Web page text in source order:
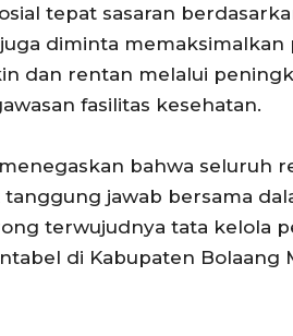
tepat sasaran
diminta memaksimalkan
dan rentan melalui
fasilitas kesehatan.
bahwa seluruh
jawab bersama
terwujudnya tata kelola
di Kabupaten Bolaang